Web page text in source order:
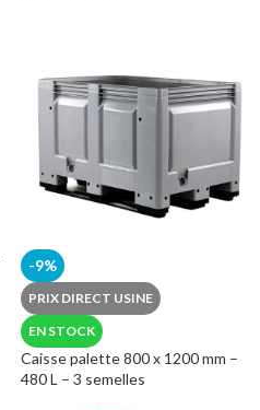
-9%
PRIX DIRECT USINE
EN STOCK
Caisse palette 800 x 1200 mm –
480 L – 3 semelles